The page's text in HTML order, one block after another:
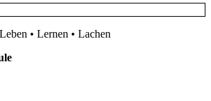
Leben • Lernen • Lachen